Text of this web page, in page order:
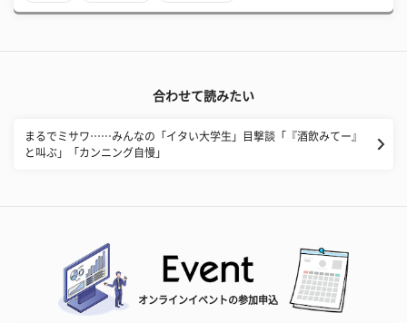
合わせて読みたい
まるでミサワ……みんなの「イタい大学生」目撃談「『酒飲みてー』
と叫ぶ」「カンニング自慢」
オンラインイベントの参加申込